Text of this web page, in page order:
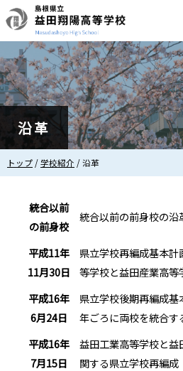
このページの本文へ
沿革
現
在
トップ /学校紹介 /沿革
統合以前
の前身校
統合以前の前身校の沿
平成11年
11月30日
県立学校再編成基本
等学校と益田産業高
平成16年
6月24日
県立学校後期再編成
年ごろに両校を統合す
平成16年
7月15日
益田工業高等学校と
関する県立学校再編